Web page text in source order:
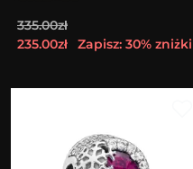
335.00zł
235.00zł
Zapisz: 30% zniżki